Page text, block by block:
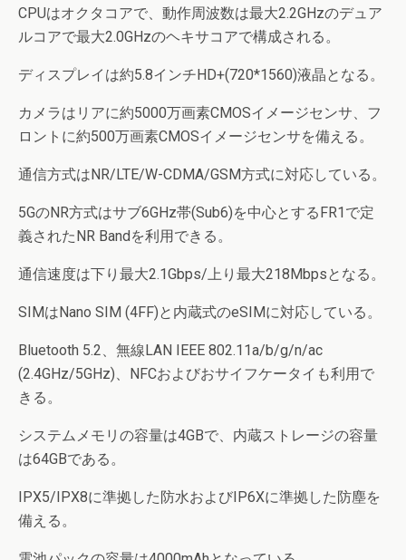
CPUはオクタコアで、動作周波数は最大2.2GHzのデュア
ルコアで最大2.0GHzのヘキサコアで構成される。
ディスプレイは約5.8インチHD+(720*1560)液晶となる。
カメラはリアに約5000万画素CMOSイメージセンサ、フ
ロントに約500万画素CMOSイメージセンサを備える。
通信方式はNR/LTE/W-CDMA/GSM方式に対応している。
5GのNR方式はサブ6GHz帯(Sub6)を中心とするFR1で定
義されたNR Bandを利用できる。
通信速度は下り最大2.1Gbps/上り最大218Mbpsとなる。
SIMはNano SIM (4FF)と内蔵式のeSIMに対応している。
Bluetooth 5.2、無線LAN IEEE 802.11a/b/g/n/ac
(2.4GHz/5GHz)、NFCおよびおサイフケータイも利用で
きる。
システムメモリの容量は4GBで、内蔵ストレージの容量
は64GBである。
IPX5/IPX8に準拠した防水およびIP6Xに準拠した防塵を
備える。